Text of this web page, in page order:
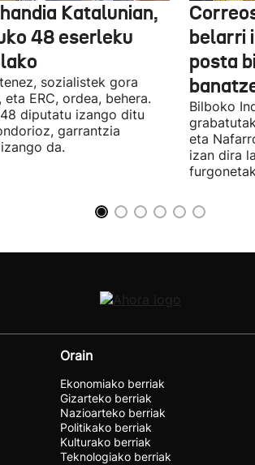
Katalunian,
48 eserleku
sozialistek gora
ERC, ordea, behera.
diputatu izango ditu
garrantzia
da.
belarri
posta
Bilboko
eta
izan dira
Orain
Ekonomiako berriak
Gizarteko berriak
Nazioarteko berriak
Politikako berriak
Kulturako berriak
Teknologiako berriak